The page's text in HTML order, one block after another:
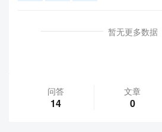
暂无更多数据
问答
14
文章
0